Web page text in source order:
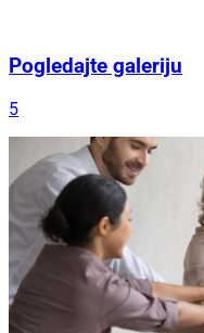
Pogledajte galeriju
5